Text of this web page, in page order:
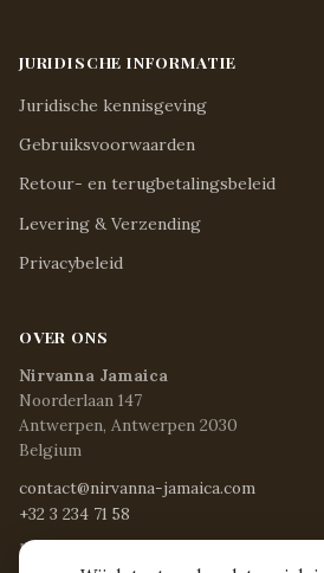
JURIDISCHE INFORMATIE
Juridische kennisgeving
Gebruiksvoorwaarden
Retour- en terugbetalingsbeleid
Levering & Verzending
Privacybeleid
OVER ONS
Nirvanna Jamaica
Noorderlaan 147
Antwerpen, Antwerpen 2030
Belgium
contact@nirvanna-jamaica.com
+32 3 234 71 58
Ma - Vr / 8:15 - 17:00